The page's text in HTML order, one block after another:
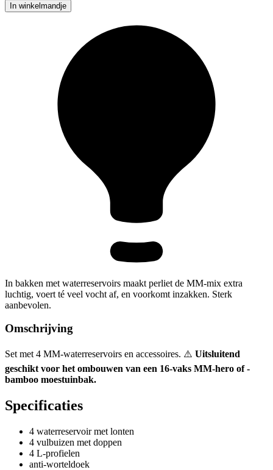
In winkelmandje
In bakken met waterreservoirs maakt perliet de MM-mix extra
luchtig, voert té veel vocht af, en voorkomt inzakken. Sterk
aanbevolen.
Omschrijving
Set met 4 MM-waterreservoirs en accessoires. ⚠️ Uitsluitend
geschikt voor het ombouwen van een 16-vaks MM-hero of -
bamboo moestuinbak.
Specificaties
4 waterreservoir met lonten
4 vulbuizen met doppen
4 L-profielen
anti-worteldoek